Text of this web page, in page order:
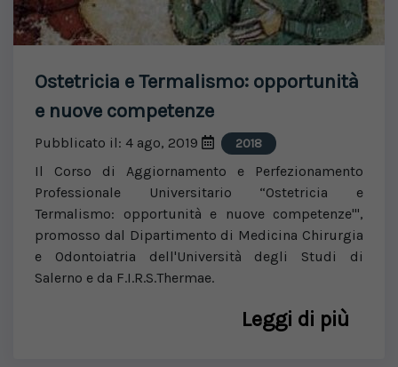
Ostetricia e Termalismo: opportunità
e nuove competenze
Pubblicato il: 4 ago, 2019 2018
Il Corso di Aggiornamento e Perfezionamento
Professionale Universitario “Ostetricia e
Termalismo: opportunità e nuove competenze'",
promosso dal Dipartimento di Medicina Chirurgia
e Odontoiatria dell'Università degli Studi di
Salerno e da F.I.R.S.Thermae.
Leggi di più